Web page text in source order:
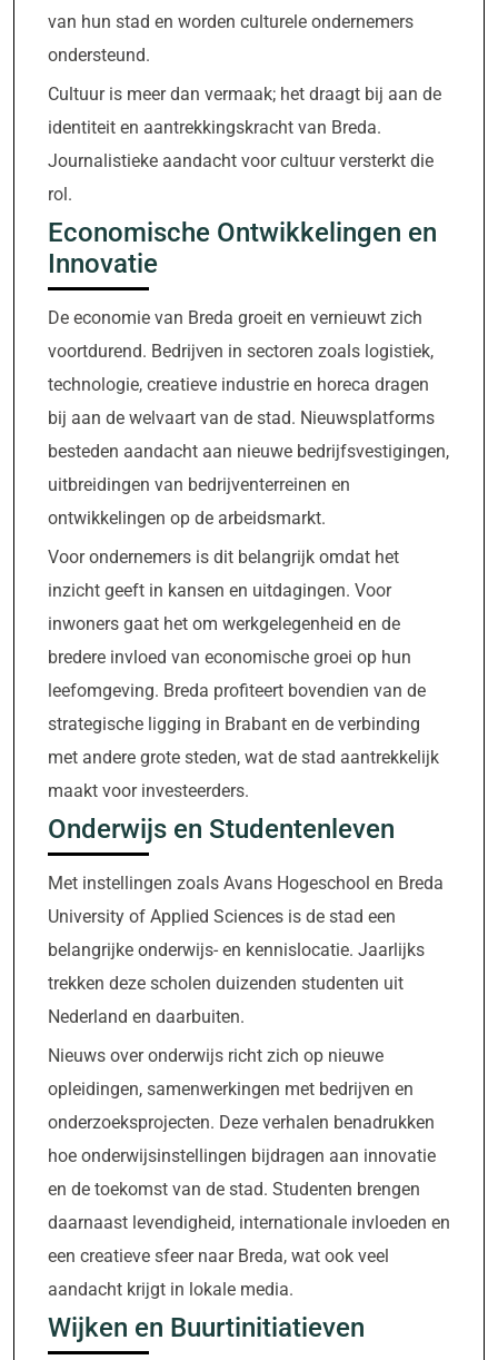
van hun stad en worden culturele ondernemers
ondersteund.
Cultuur is meer dan vermaak; het draagt bij aan de
identiteit en aantrekkingskracht van Breda.
Journalistieke aandacht voor cultuur versterkt die
rol.
Economische Ontwikkelingen en
Innovatie
De economie van Breda groeit en vernieuwt zich
voortdurend. Bedrijven in sectoren zoals logistiek,
technologie, creatieve industrie en horeca dragen
bij aan de welvaart van de stad. Nieuwsplatforms
besteden aandacht aan nieuwe bedrijfsvestigingen,
uitbreidingen van bedrijventerreinen en
ontwikkelingen op de arbeidsmarkt.
Voor ondernemers is dit belangrijk omdat het
inzicht geeft in kansen en uitdagingen. Voor
inwoners gaat het om werkgelegenheid en de
bredere invloed van economische groei op hun
leefomgeving. Breda profiteert bovendien van de
strategische ligging in Brabant en de verbinding
met andere grote steden, wat de stad aantrekkelijk
maakt voor investeerders.
Onderwijs en Studentenleven
Met instellingen zoals Avans Hogeschool en Breda
University of Applied Sciences is de stad een
belangrijke onderwijs- en kennislocatie. Jaarlijks
trekken deze scholen duizenden studenten uit
Nederland en daarbuiten.
Nieuws over onderwijs richt zich op nieuwe
opleidingen, samenwerkingen met bedrijven en
onderzoeksprojecten. Deze verhalen benadrukken
hoe onderwijsinstellingen bijdragen aan innovatie
en de toekomst van de stad. Studenten brengen
daarnaast levendigheid, internationale invloeden en
een creatieve sfeer naar Breda, wat ook veel
aandacht krijgt in lokale media.
Wijken en Buurtinitiatieven